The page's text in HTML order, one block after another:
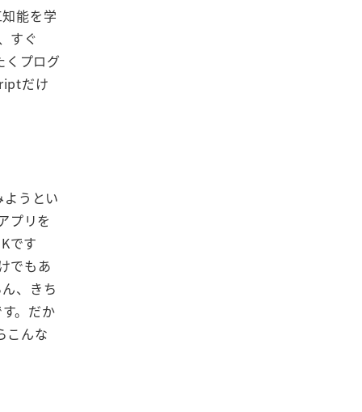
能を学
すぐ
くプログ
だけ
うとい
プリを
です
でもあ
、きち
。だか
こんな